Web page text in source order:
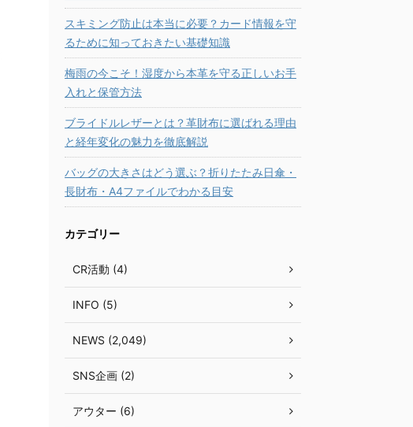
スキミング防止は本当に必要？カード情報を守
るために知っておきたい基礎知識
梅雨の今こそ！湿度から本革を守る正しいお手
入れと保管方法
ブライドルレザーとは？革財布に選ばれる理由
と経年変化の魅力を徹底解説
バッグの大きさはどう選ぶ？折りたたみ日傘・
長財布・A4ファイルでわかる目安
カテゴリー
CR活動 (4)
INFO (5)
NEWS (2,049)
SNS企画 (2)
アウター (6)